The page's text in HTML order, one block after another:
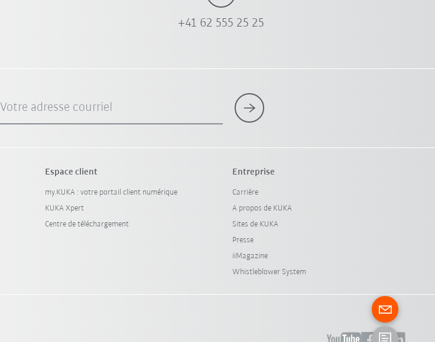
+41 62 555 25 25
Votre adresse courriel
Espace client
my.KUKA : votre portail client numérique
KUKA Xpert
Centre de téléchargement
Entreprise
Carrière
A propos de KUKA
Sites de KUKA
Presse
iiMagazine
Whistleblower System